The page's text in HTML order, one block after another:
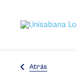
contenido
principal
Atrás